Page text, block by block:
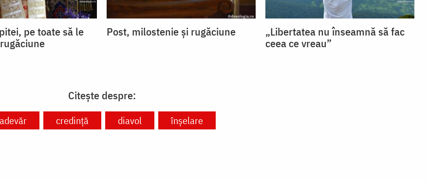
pe toate să le
Post, milostenie și rugăciune
„Libertatea nu înseamnă să fac
ceea ce vreau”
Citește despre:
adevăr credință diavol înșelare